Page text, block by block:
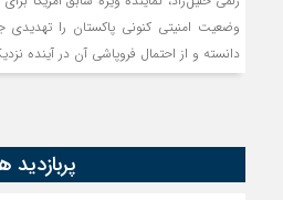
وضعیت امنیتی کنونی پاکستان را
دانسته و از احتمال فروپاشی آن در آینده
پربازدید